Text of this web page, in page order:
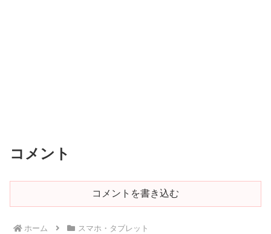
コメント
コメントを書き込む
ホーム スマホ・タブレット